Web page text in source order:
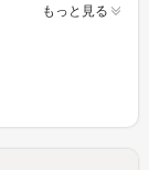
もっと見る